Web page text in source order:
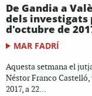
De Gandia a
dels investigats
d'octubre de
MAR FADRÍ
Aquesta setmana el
Néstor Franco
2017, a 22...